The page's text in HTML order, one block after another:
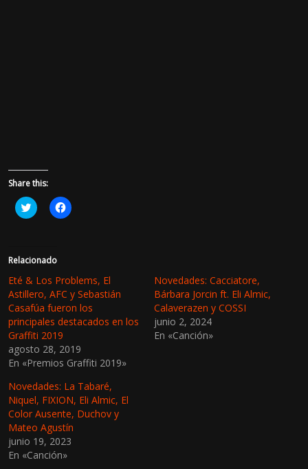
Share this:
H
a
c
a
r
a
c
o
m
p
a
r
i
e
n
T
w
t
t
e
r
H
a
a
r
a
c
o
m
r
t
i
e
n
F
a
c
e
b
o
o
Relacionado
Eté & Los Problems, El
Astillero, AFC y Sebastián
Casafúa fueron los
principales destacados en los
Graffiti 2019
agosto 28, 2019
En «Premios Graffiti 2019»
Novedades: Cacciatore,
Bárbara Jorcin ft. Eli Almic,
Calaverazen y COSSI
junio 2, 2024
En «Canción»
Novedades: La Tabaré,
Niquel, FIXION, Eli Almic, El
Color Ausente, Duchov y
Mateo Agustín
junio 19, 2023
En «Canción»